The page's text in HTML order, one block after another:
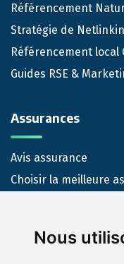
Nous
Référencement
Stratégie de
Référencement local
Guides RSE &
Assurances
Avis assurance
Choisir la meilleure